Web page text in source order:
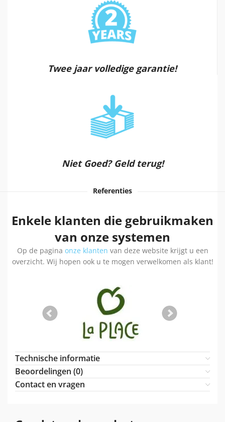
Twee jaar volledige garantie!
Niet Goed? Geld terug!
Referenties
Enkele klanten die gebruikmaken
van onze systemen
Op de pagina onze klanten van deze website krijgt u een
overzicht. Wij hopen ook u te mogen verwelkomen als klant!
Technische informatie
Beoordelingen (0)
Contact en vragen